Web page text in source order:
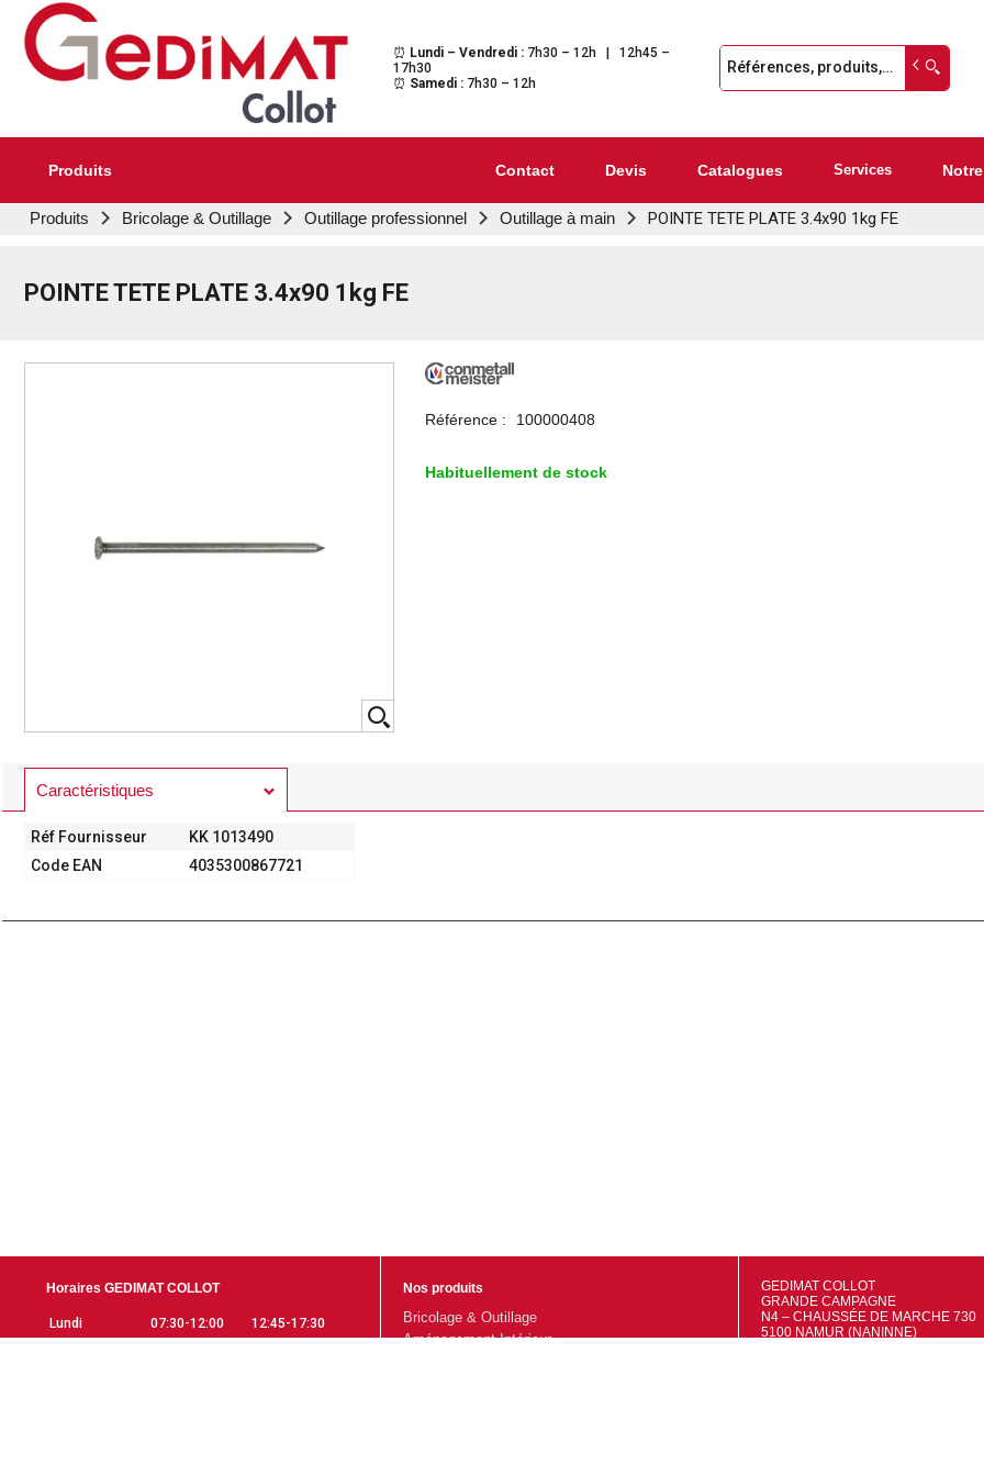
Gedimat Collot
Au cœur de l'ouvrage
⏰ Lundi – Vendredi : 7h30 – 12h | 12h45 –
17h30
⏰ Samedi : 7h30 – 12h
Produits Contact Devis Catalogues Services
Produits Bricolage & Outillage Outillage professionnel Outillage à main POINTE TETE PLATE 3.4x90 1kg FE
POINTE TETE PLATE 3.4x90 1kg FE
Référence : 100000408
Habituellement de stock
Caractéristiques
Réf Fournisseur
KK 1013490
Code EAN
4035300867721
Horaires GEDIMAT COLLOT
Lundi 07:30-12:00
12:45-17:30
Nos produits
Bricolage & Outillage
Aménagement Intérieur
GEDIMAT COLLOT
GRANDE CAMPAGNE
N4 – CHAUSSÉE DE MARCHE 730
5100 NAMUR (NANINNE)